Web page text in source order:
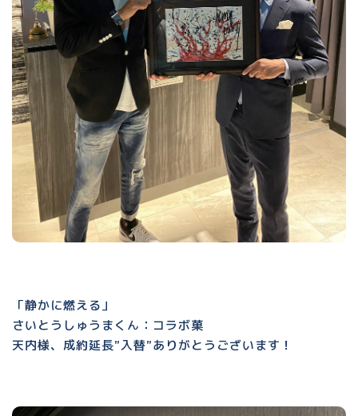
「静かに燃える」
さいとうしゅうまくん：コラボ菓
天内様、成約延長”入替”ありがとうございます！